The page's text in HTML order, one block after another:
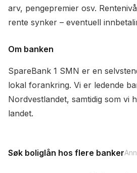
arv, pengepremier osv.
rente synker – eventuell
Om banken
SpareBank 1 SMN er en
lokal forankring. Vi er ledende
Nordvestlandet, samtidig som vi
landet.
Søk boliglån hos flere banker